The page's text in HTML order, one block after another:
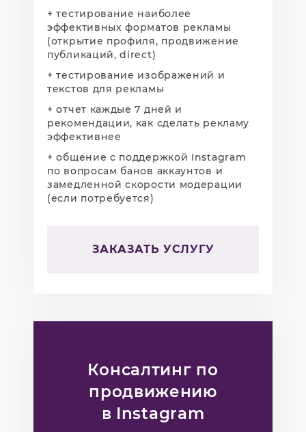
+ тестирование наиболее
эффективных форматов рекламы
(открытие профиля, продвижение
публикаций, direct)
+ тестирование изображений и
текстов для рекламы
+ отчет каждые 7 дней и
рекомендации, как сделать рекламу
эффективнее
+ общение с поддержкой Instagram
по вопросам банов аккаунтов и
замедленной скорости модерации
(если потребуется)
ЗАКАЗАТЬ УСЛУГУ
Консалтинг по
продвижению
в Instagram